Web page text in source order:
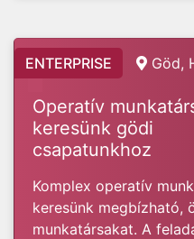
ENTERPRISE Göd,
Operatív
keresünk gödi
csapatunkhoz
Komplex operatív
keresünk megbízható,
munkatársakat. A